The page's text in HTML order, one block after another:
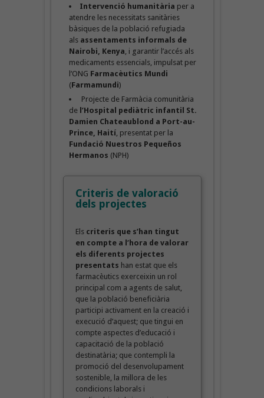
Intervenció humanitària per a
atendre les necessitats sanitàries
bàsiques de la població refugiada
alsassentaments informals de
Nairobi, Kenya , i garantir l’accés als
medicaments essencials, impulsat per
l’ONG Farmacèutics Mundi
(Farmamundi)
Projecte de Farmàcia comunitària
de l’Hospital pediàtric infantil St.
Damien Chateaublond a Port-au-
Prince, Haití, presentat per la
Fundació Nuestros Pequeños
Hermanos (NPH)
Criteris de valoració
dels projectes
Elscriteris que s’han tingut
en compte a l’hora de valorar
els diferents projectes
presentats han estat que els
farmacèutics exerceixin un rol
principal com a agents de salut,
que la població beneficiària
participi activament en la creació i
execució d’aquest; que tingui en
compte aspectes d’educació i
capacitació de la població
destinatària; que contempli la
promoció del desenvolupament
sostenible, la millora de les
condicions laborals i